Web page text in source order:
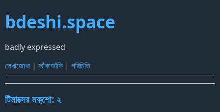
bdeshi.space
badly expressed
লেখাজোখা | আঁকাআঁকি | পরিচিতি
টিমাক্সের মক‍্শো: ২